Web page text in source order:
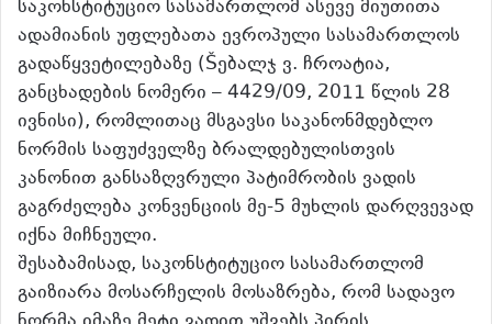
საკონსტიტუციო სასამართლომ ასევე მიუთითა
ადამიანის უფლებათა ევროპული სასამართლოს
გადაწყვეტილებაზე (Šებალჯ ვ. ჩროატია,
განცხადების ნომერი – 4429/09, 2011 წლის 28
ივნისი), რომლითაც მსგავსი საკანონმდებლო
ნორმის საფუძველზე ბრალდებულისთვის
კანონით განსაზღვრული პატიმრობის ვადის
გაგრძელება კონვენციის მე-5 მუხლის დარღვევად
იქნა მიჩნეული.
შესაბამისად, საკონსტიტუციო სასამართლომ
გაიზიარა მოსარჩელის მოსაზრება, რომ სადავო